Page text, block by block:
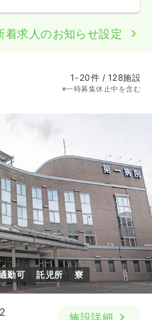
着求人のお知らせ設定
1-20件 / 128施設
※一時募集休止中を含む
勤可 託児所 寮
施設詳細